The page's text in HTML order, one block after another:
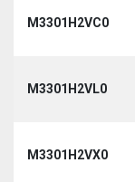
M3301H2VC0
M3301H2VL0
M3301H2VX0